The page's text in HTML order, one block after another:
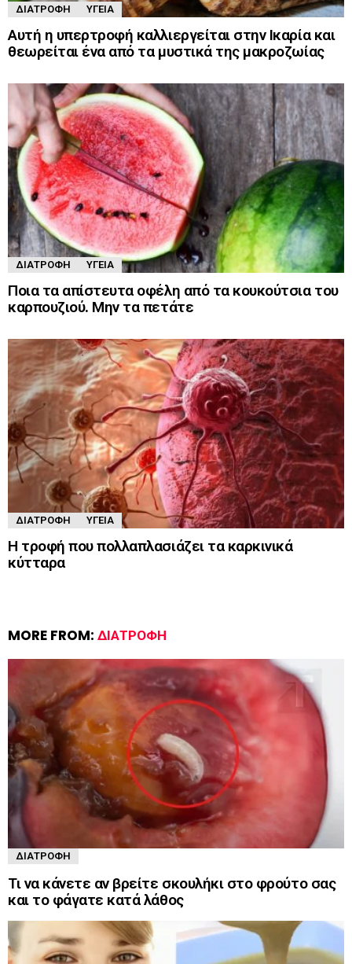
ΔΙΑΤΡΟΦΉ ΥΓΕΊΑ
Αυτή η υπερτροφή καλλιεργείται στην Ικαρία και
θεωρείται ένα από τα μυστικά της μακροζωίας
ΔΙΑΤΡΟΦΉ ΥΓΕΊΑ
Ποια τα απίστευτα οφέλη από τα κουκούτσια του
καρπουζιού. Μην τα πετάτε
ΔΙΑΤΡΟΦΉ ΥΓΕΊΑ
Η τροφή που πολλαπλασιάζει τα καρκινικά
κύτταρα
MORE FROM: ΔΙΑΤΡΟΦΉ
ΔΙΑΤΡΟΦΉ
Τι να κάνετε αν βρείτε σκουλήκι στο φρούτο σας
και το φάγατε κατά λάθος